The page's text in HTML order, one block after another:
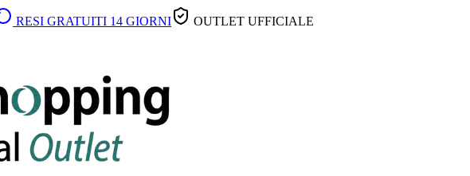
RESI GRATUITI 14 GIORNI OUTLET UFFICIALE